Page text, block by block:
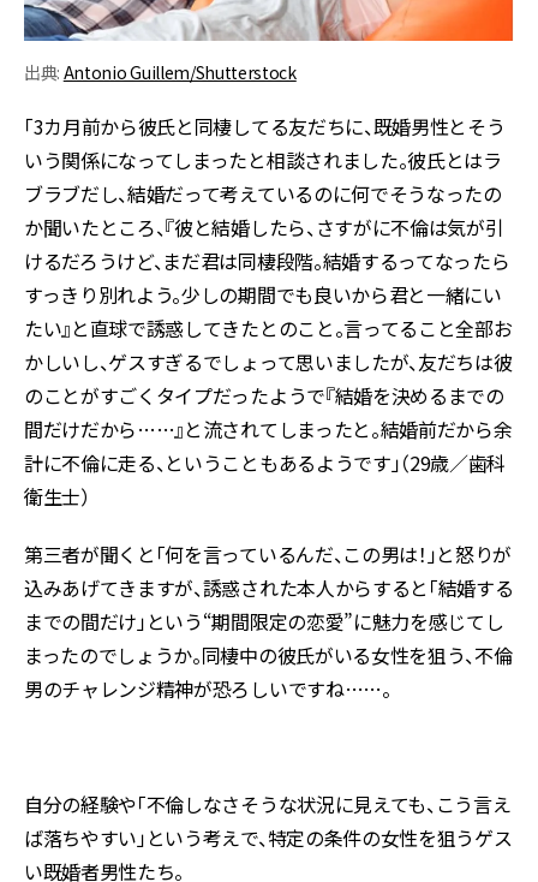
出典: Antonio Guillem/Shutterstock
「3カ月前から彼氏と同棲してる友だちに、既婚男性とそう
いう関係になってしまったと相談されました。彼氏とはラ
ブラブだし、結婚だって考えているのに何でそうなったの
か聞いたところ、『彼と結婚したら、さすがに不倫は気が引
けるだろうけど、まだ君は同棲段階。結婚するってなったら
すっきり別れよう。少しの期間でも良いから君と一緒にい
たい』と直球で誘惑してきたとのこと。言ってること全部お
かしいし、ゲスすぎるでしょって思いましたが、友だちは彼
のことがすごくタイプだったようで『結婚を決めるまでの
間だけだから……』と流されてしまったと。結婚前だから余
計に不倫に走る、ということもあるようです」（29歳／歯科
衛生士）
第三者が聞くと「何を言っているんだ、この男は！」と怒りが
込みあげてきますが、誘惑された本人からすると「結婚する
までの間だけ」という“期間限定の恋愛”に魅力を感じてし
まったのでしょうか。同棲中の彼氏がいる女性を狙う、不倫
男のチャレンジ精神が恐ろしいですね……。
自分の経験や「不倫しなさそうな状況に見えても、こう言え
ば落ちやすい」という考えで、特定の条件の女性を狙うゲス
い既婚者男性たち。